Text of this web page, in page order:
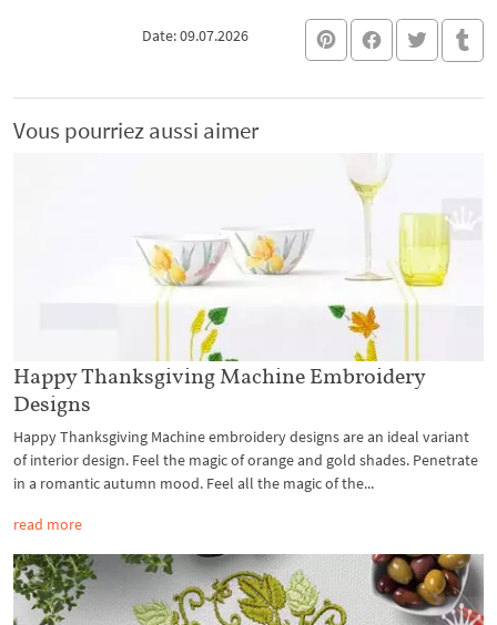
Date: 09.07.2026
Vous pourriez aussi aimer
Happy Thanksgiving Machine Embroidery
Designs
Happy Thanksgiving Machine embroidery designs are an ideal variant
of interior design. Feel the magic of orange and gold shades. Penetrate
in a romantic autumn mood. Feel all the magic of the...
read more